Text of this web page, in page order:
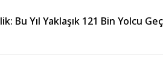
Bu Yıl Yaklaşık 121 Bin Yolcu